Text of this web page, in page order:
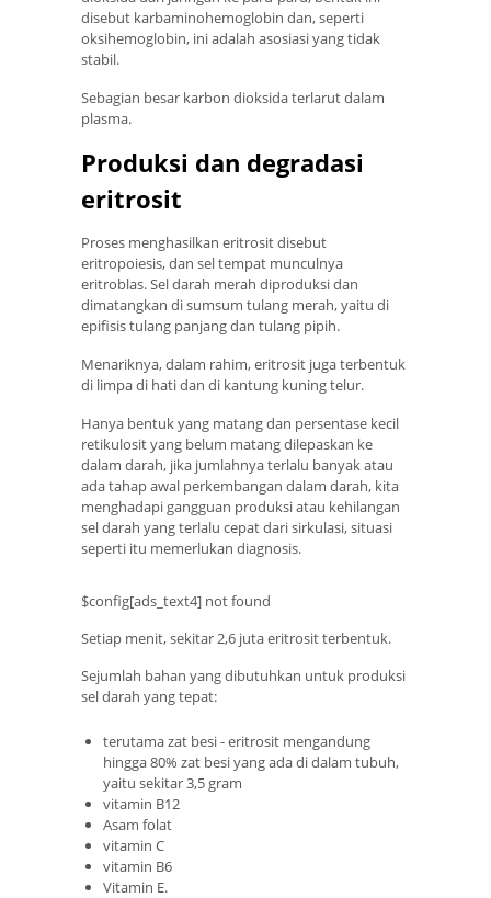
disebut karbaminohemoglobin dan, seperti
oksihemoglobin, ini adalah asosiasi yang tidak
stabil.
Sebagian besar karbon dioksida terlarut dalam
plasma.
Produksi dan degradasi
eritrosit
Proses menghasilkan eritrosit disebut
eritropoiesis, dan sel tempat munculnya
eritroblas. Sel darah merah diproduksi dan
dimatangkan di sumsum tulang merah, yaitu di
epifisis tulang panjang dan tulang pipih.
Menariknya, dalam rahim, eritrosit juga terbentuk
di limpa di hati dan di kantung kuning telur.
Hanya bentuk yang matang dan persentase kecil
retikulosit yang belum matang dilepaskan ke
dalam darah, jika jumlahnya terlalu banyak atau
ada tahap awal perkembangan dalam darah, kita
menghadapi gangguan produksi atau kehilangan
sel darah yang terlalu cepat dari sirkulasi, situasi
seperti itu memerlukan diagnosis.
$config[ads_text4] not found
Setiap menit, sekitar 2,6 juta eritrosit terbentuk.
Sejumlah bahan yang dibutuhkan untuk produksi
sel darah yang tepat:
terutama zat besi - eritrosit mengandung
hingga 80% zat besi yang ada di dalam tubuh,
yaitu sekitar 3,5 gram
vitamin B12
Asam folat
vitamin C
vitamin B6
Vitamin E.